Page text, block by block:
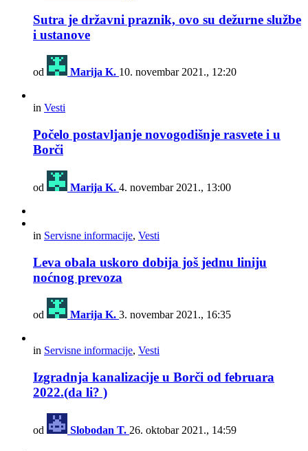
Sutra je državni praznik, ovo su dežurne službe
i ustanove
od Marija K. 10. novembar 2021., 12:20
in Vesti
Počelo postavljanje novogodišnje rasvete i u
Borči
od Marija K. 4. novembar 2021., 13:00
in Servisne informacije, Vesti
Leva obala uskoro dobija još jednu liniju
noćnog prevoza
od Marija K. 3. novembar 2021., 16:35
in Servisne informacije, Vesti
Izgradnja kanalizacije u Borči od februara
2022.(da li? )
od Slobodan T. 26. oktobar 2021., 14:59